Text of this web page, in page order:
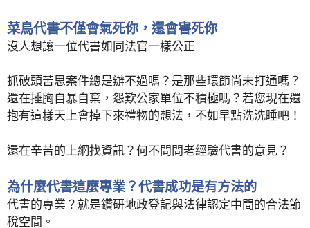
菜鳥代書不僅會氣死你，還會害死你
沒人想讓一位代書如同法官一樣公正
抓破頭苦思案件總是辦不過嗎？是那些環節尚未打通嗎？
還在捶胸自暴自棄，怨歎公家單位不積極嗎？若您現在還
抱有這樣天上會掉下來禮物的想法，不如早點洗洗睡吧！
還在辛苦的上網找資訊？何不問問老經驗代書的意見？
為什麼代書這麼專業？代書成功是有方法的
代書的專業？就是鑽研地政登記與法律認定中間的合法節
稅空間。